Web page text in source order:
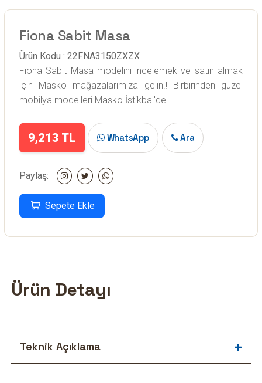
Fiona Sabit Masa
Ürün Kodu : 22FNA3150ZXZX
Fiona Sabit Masa modelini incelemek ve satın almak
için Masko mağazalarımıza gelin.! Birbirinden güzel
mobilya modelleri Masko İstikbal'de!
9,213 TL WhatsApp Ara
Paylaş:
Sepete Ekle
Ürün Detayı
Teknik Açıklama